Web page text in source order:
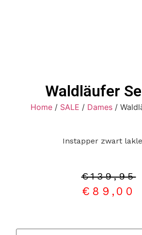
Waldläufer
Home / SALE / Dames /
Instapper zwart
€139,95
€ 89,00